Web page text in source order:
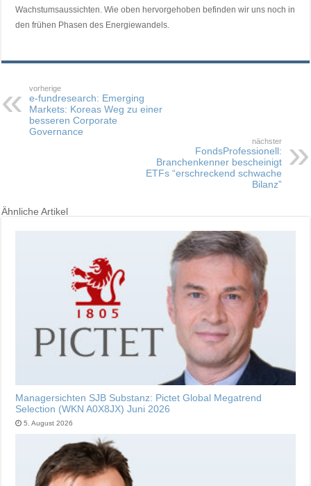
Wachstumsaussichten. Wie oben hervorgehoben befinden wir uns noch in
den frühen Phasen des Energiewandels.
vorherige
e-fundresearch: Emerging
Markets: Koreas Weg zu einer
besseren Corporate
Governance
nächster
FondsProfessionell:
Branchenkenner bescheinigt
ETFs “erschreckend schwache
Bilanz”
Ähnliche Artikel
Managersichten SJB Substanz: Pictet Global Megatrend
Selection (WKN A0X8JX) Juni 2026
5. August 2026